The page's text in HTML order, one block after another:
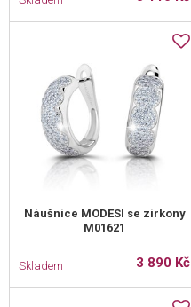
Náušnice MODESI se zirkony
M01621
Skladem 3 890 Kč